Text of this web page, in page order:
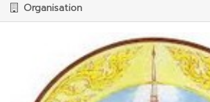
Organisation